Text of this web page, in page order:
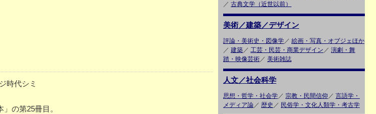
代シミ
の第25冊目。
／ 古典文学（近世以前）
美術／建築／デザイン
評論・美術史・図像学／ 絵画・写真・オブジェほか
／ 建築／ 工芸・民芸・商業デザイン ／ 演劇・舞
踏・映像芸術／ 美術雑誌
人文／社会科学
思想・哲学・社会学／ 宗教・民間信仰 ／ 言語学・
メディア論／ 歴史 ／ 民俗学・文化人類学・考古学